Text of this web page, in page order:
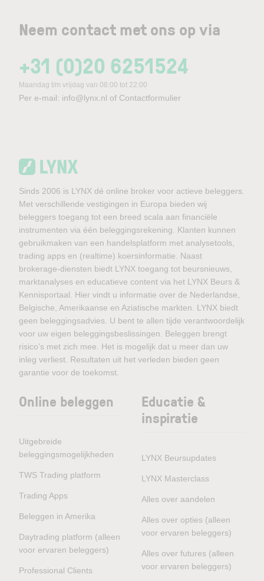
Neem contact met ons op via
+31 (0)20 6251524
Maandag t/m vrijdag van 08:00 tot 22:00
Per e-mail: info@lynx.nl of Contactformulier
Sinds 2006 is LYNX dé online broker voor actieve beleggers.
Met verschillende vestigingen in Europa bieden wij
beleggers toegang tot een breed scala aan financiële
instrumenten via één beleggingsrekening. Klanten kunnen
gebruikmaken van een handelsplatform met analysetools,
trading apps en (realtime) koersinformatie. Naast
brokerage-diensten biedt LYNX toegang tot beursnieuws,
marktanalyses en educatieve content via het LYNX Beurs &
Kennisportaal. Hier vindt u informatie over de Nederlandse,
Belgische, Amerikaanse en Aziatische markten. LYNX biedt
geen beleggingsadvies. U bent te allen tijde verantwoordelijk
voor uw eigen beleggingsbeslissingen. Beleggen brengt
risico’s met zich mee. Het is mogelijk dat u meer dan uw
inleg verliest. Resultaten uit het verleden bieden geen
garantie voor de toekomst.
Online beleggen
Uitgebreide
beleggingsmogelijkheden
TWS Trading platform
Trading Apps
Beleggen in Amerika
Daytrading platform (alleen
voor ervaren beleggers)
Professional Clients
Educatie &
inspiratie
LYNX Beursupdates
LYNX Masterclass
Alles over aandelen
Alles over opties (alleen
voor ervaren beleggers)
Alles over futures (alleen
voor ervaren beleggers)